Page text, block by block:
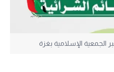
الجمعية الإسلامية بغزة